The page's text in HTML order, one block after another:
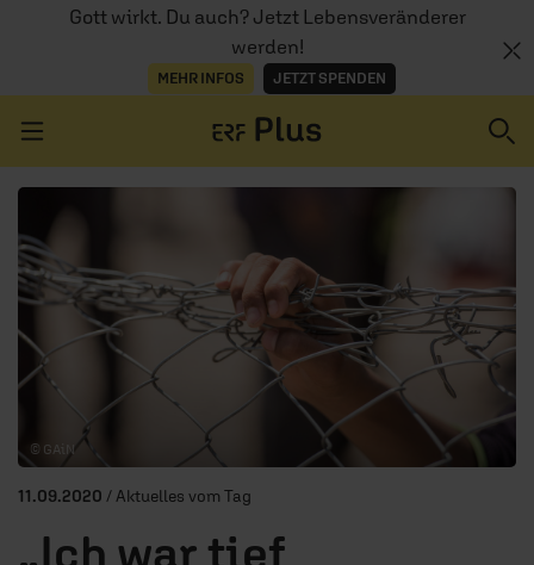
Gott wirkt. Du auch? Jetzt Lebensveränderer
werden!
MEHR INFOS JETZT SPENDEN
ERZÄHL MAL
AUDIOTHEK
PROGRAMM
MITMACHEN
© GAiN
11.09.2020 / Aktuelles vom Tag
„Ich war tief